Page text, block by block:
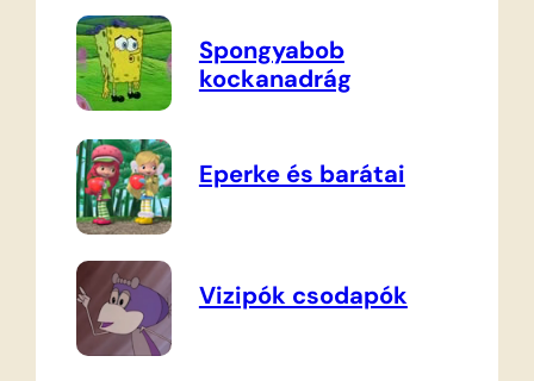
Spongyabob
kockanadrág
Eperke és barátai
Vizipók csodapók